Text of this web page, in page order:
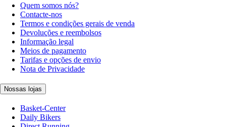
Quem somos nós?
Contacte-nos
Termos e condições gerais de venda
Devoluções e reembolsos
Informação legal
Meios de pagamento
Tarifas e opções de envio
Nota de Privacidade
Nossas lojas
Basket-Center
Daily Bikers